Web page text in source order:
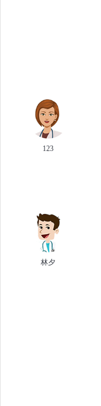
123
林夕